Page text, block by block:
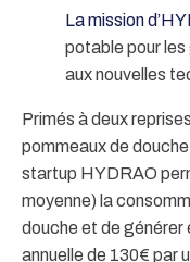
La mission
potable pour
aux nouvelles
Primés à deux
pommeaux de
startup HYDRAO
moyenne) la
douche et de générer
annuelle de 130€ par